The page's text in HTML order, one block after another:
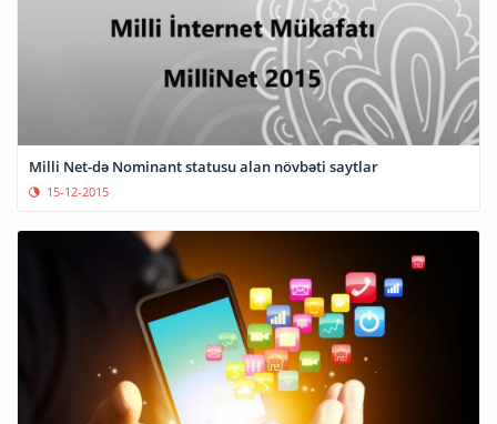
Milli Net-də Nominant statusu alan növbəti saytlar
15-12-2015